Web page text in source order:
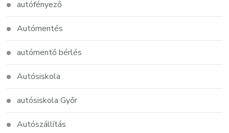
autófényező
Autómentés
autómentő bérlés
Autósiskola
autósiskola Győr
Autószállítás